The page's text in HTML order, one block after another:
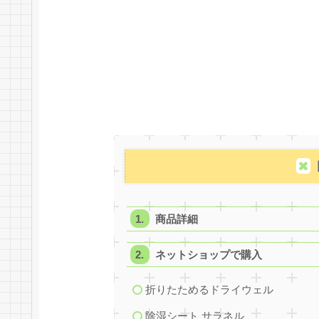
商品詳細
ネットショップで購入
折りたためるドライウェル
除湿シート サラネル